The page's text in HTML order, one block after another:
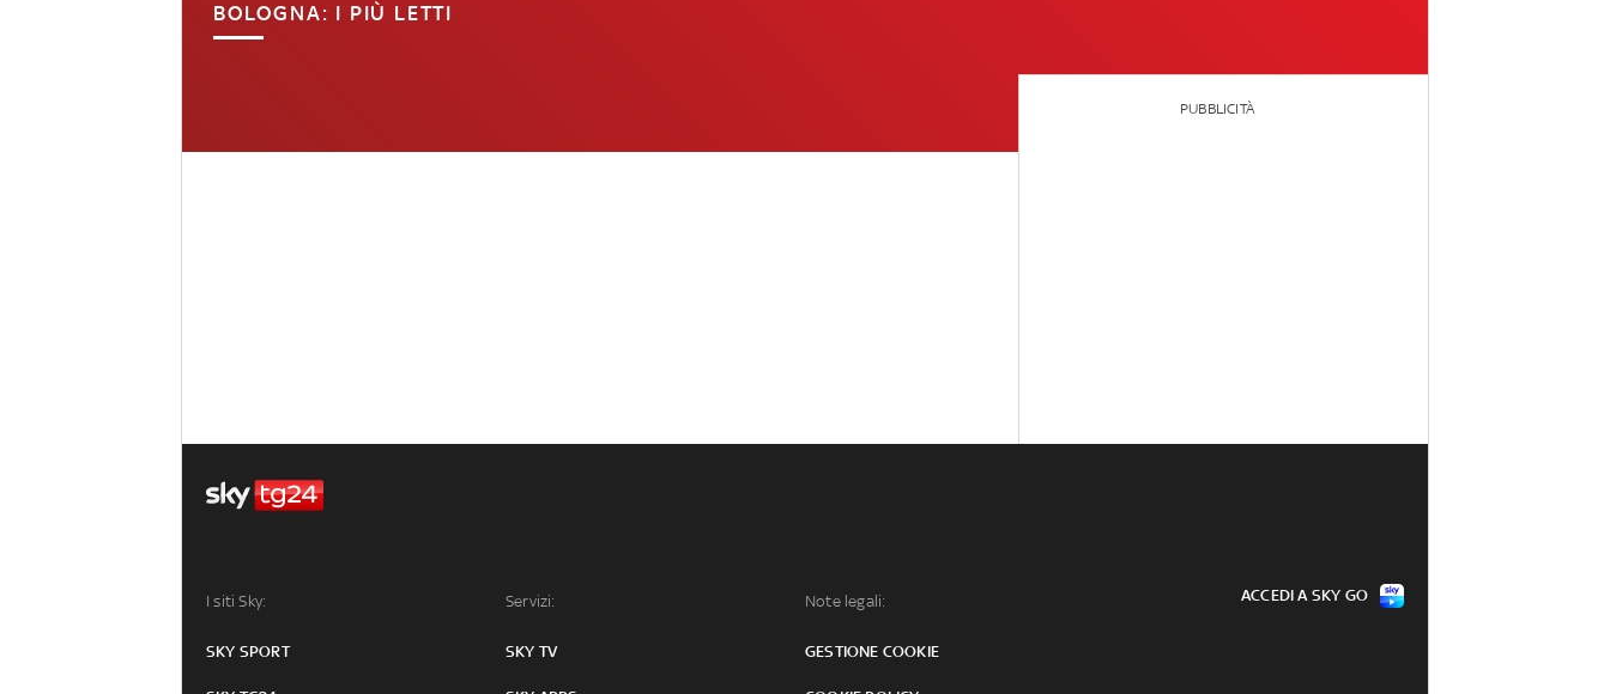
BOLOGNA: I PIÙ LETTI
PUBBLICITÀ
I siti Sky:
SKY SPORT
Servizi:
SKY TV
Note legali:
GESTIONE COOKIE
ACCEDI A SKY GO